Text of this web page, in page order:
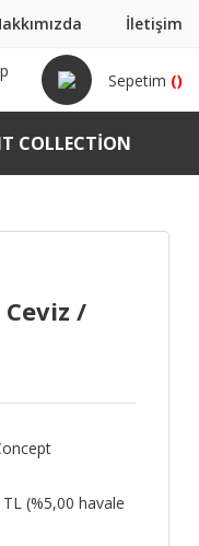
İletişim
Sepetim ()
COLLECTION
/
(%5,00 havale